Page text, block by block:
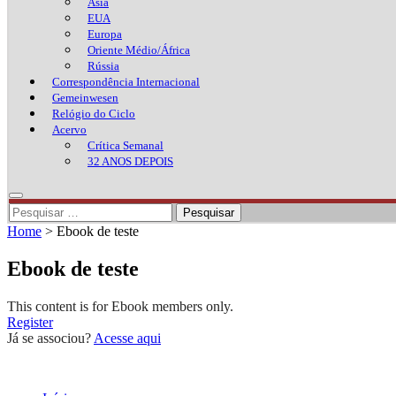
EUA
Europa
Oriente Médio/África
Rússia
Correspondência Internacional
Gemeinwesen
Relógio do Ciclo
Acervo
Crítica Semanal
32 ANOS DEPOIS
Pesquisar
por:
Home > Ebook de teste
Ebook de teste
This content is for Ebook members only.
Register
Já se associou? Acesse aqui